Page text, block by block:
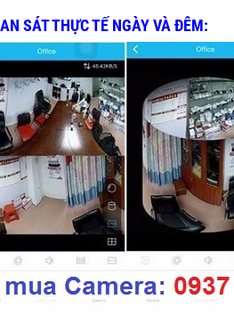
SÁT THỰC TẾ NGÀY VÀ ĐÊM: